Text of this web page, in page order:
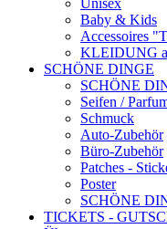
Unisex
Baby & Kids
Accessoires
KLEIDUNG
SCHÖNE DINGE
SCHÖNE
Seifen /
Schmuck
Auto-Zubehör
Büro-Zubehör
Patches -
Poster
SCHÖNE
TICKETS -